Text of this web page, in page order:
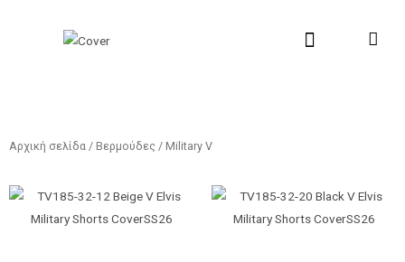
Αρχική σελίδα / Βερμούδες / Military V